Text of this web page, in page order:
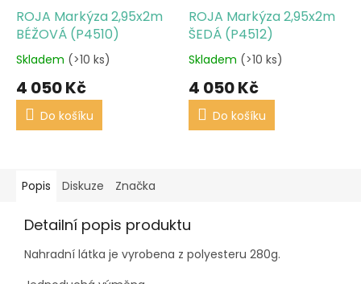
ROJA Markýza 2,95x2m
BÉŽOVÁ (P4510)
Skladem (>10 ks)
4 050 Kč
Do košíku
ROJA Markýza 2,95x2m
ŠEDÁ (P4512)
Skladem (>10 ks)
4 050 Kč
Do košíku
Popis Diskuze Značka
Detailní popis produktu
Nahradní látka je vyrobena z polyesteru 280g.